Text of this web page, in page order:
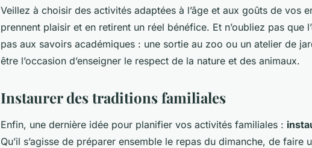
Veillez à choisir des activités adaptées à l’âge et aux goûts de vos
prennent plaisir et en retirent un réel bénéfice. Et n’oubliez pas que
pas aux savoirs académiques : une sortie au zoo ou un atelier de
être l’occasion d’enseigner le respect de la nature et des animaux.
Instaurer des traditions familiales
Enfin, une dernière idée pour planifier vos activités familiales :
Qu’il s’agisse de préparer ensemble le repas du dimanche, de faire